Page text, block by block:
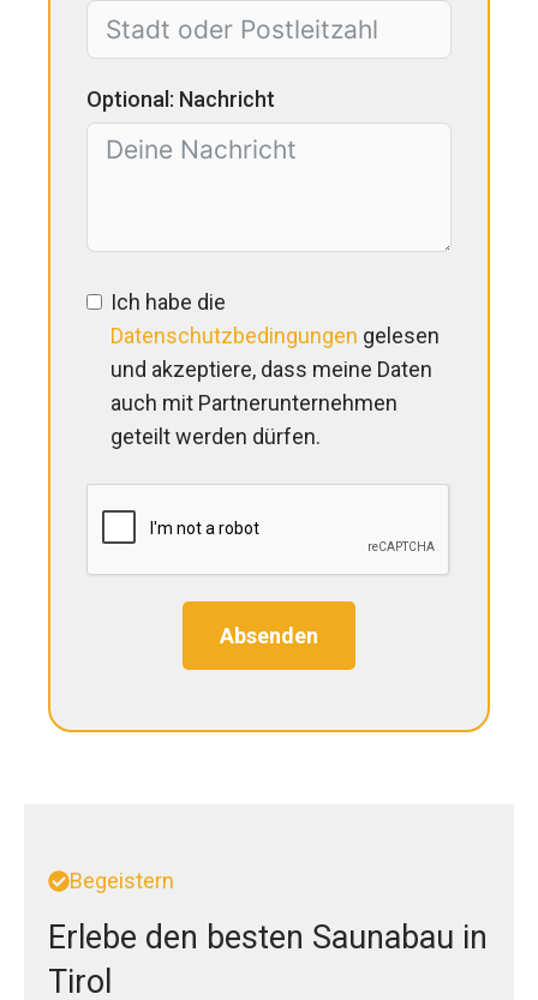
Optional: Nachricht
Ich habe die
Datenschutzbedingungen gelesen
und akzeptiere, dass meine Daten
auch mit Partnerunternehmen
geteilt werden dürfen.
Absenden
Begeistern
Erlebe den besten Saunabau in
Tirol